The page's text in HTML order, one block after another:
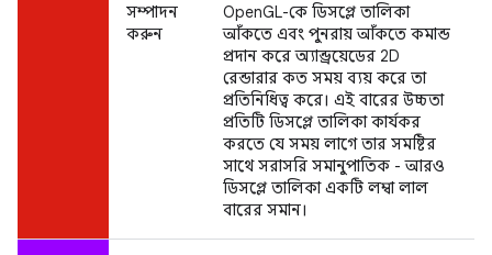
সম্পাদন
করুন
OpenGL-কে ডিসপ্লে তালিকা
আঁকতে এবং পুনরায় আঁকতে কমান্ড
প্রদান করে অ্যান্ড্রয়েডের 2D
রেন্ডারার কত সময় ব্যয় করে তা
প্রতিনিধিত্ব করে। এই বারের উচ্চতা
প্রতিটি ডিসপ্লে তালিকা কার্যকর
করতে যে সময় লাগে তার সমষ্টির
সাথে সরাসরি সমানুপাতিক - আরও
ডিসপ্লে তালিকা একটি লম্বা লাল
বারের সমান।